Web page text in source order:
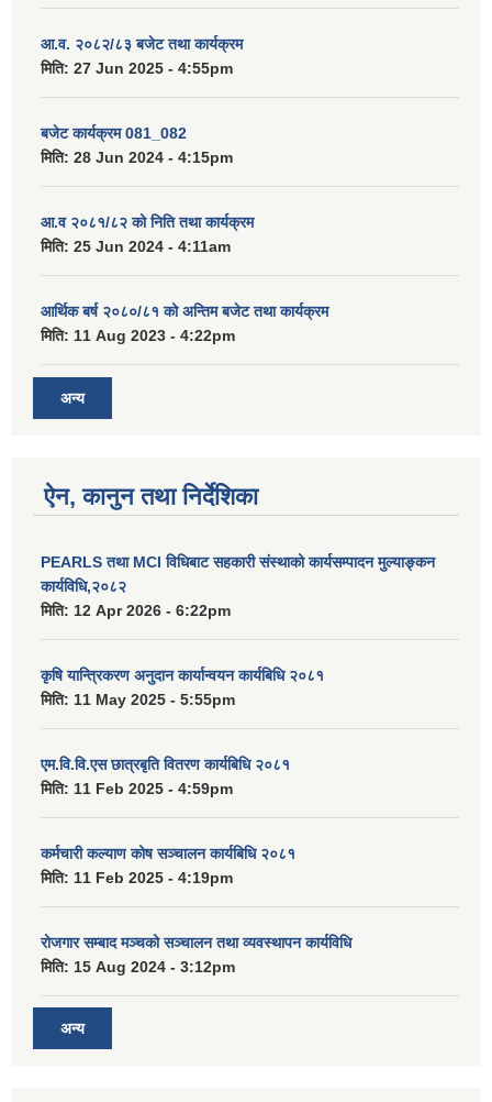
आ.व. २०८२/८३ बजेट तथा कार्यक्रम
मिति: 27 Jun 2025 - 4:55pm
बजेट कार्यक्रम 081_082
मिति: 28 Jun 2024 - 4:15pm
आ.व २०८१/८२ को निति तथा कार्यक्रम
मिति: 25 Jun 2024 - 4:11am
आर्थिक बर्ष २०८०/८१ को अन्तिम बजेट तथा कार्यक्रम
मिति: 11 Aug 2023 - 4:22pm
अन्य
ऐन, कानुन तथा निर्देशिका
PEARLS तथा MCI विधिबाट सहकारी संस्थाको कार्यसम्पादन मुल्याङ्कन
कार्यविधि,२०८२
मिति: 12 Apr 2026 - 6:22pm
कृषि यान्त्रिकरण अनुदान कार्यान्वयन कार्यबिधि २०८१
मिति: 11 May 2025 - 5:55pm
एम.वि.वि.एस छात्रबृति वितरण कार्यबिधि २०८१
मिति: 11 Feb 2025 - 4:59pm
कर्मचारी कल्याण कोष सञ्चालन कार्यबिधि २०८१
मिति: 11 Feb 2025 - 4:19pm
रोजगार सम्बाद मञ्चको सञ्चालन तथा व्यवस्थापन कार्यविधि
मिति: 15 Aug 2024 - 3:12pm
अन्य